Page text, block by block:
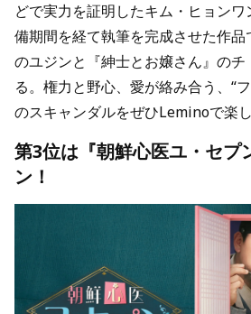
どで実力を証明したキム・ヒョン
備期間を経て執筆を完成させた作品
のユジンと『紳士とお嬢さん』の
る。権力と野心、愛が絡み合う、“
のスキャンダルをぜひLeminoで楽
第3位は『朝鮮心医ユ・セプ
ン！